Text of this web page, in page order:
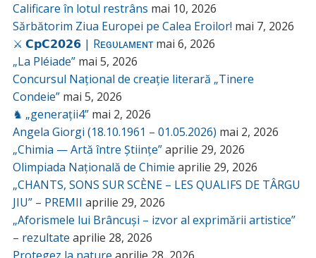
Calificare în lotul restrâns mai 10, 2026
Sărbătorim Ziua Europei pe Calea Eroilor! mai 7, 2026
⚔️ 𝗖𝗽𝗖𝟮𝟬𝟮𝟲 | Rᴇɢᴜʟᴀᴍᴇɴᴛ mai 6, 2026
„La Pléiade” mai 5, 2026
Concursul Național de creație literară „Tinere
Condeie” mai 5, 2026
♞ „generații4” mai 2, 2026
Angela Giorgi (18.10.1961 – 01.05.2026) mai 2, 2026
„Chimia — Artă între Științe”aprilie 29, 2026
Olimpiada Națională de Chimie aprilie 29, 2026
„CHANTS, SONS SUR SCÈNE – LES QUALIFS DE TÂRGU
JIU” – PREMII aprilie 29, 2026
„Aforismele lui Brâncuși – izvor al exprimării artistice”
– rezultate aprilie 28, 2026